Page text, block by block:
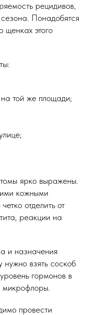
рецидивов,
Понадобятся
щенках этого
той же площади;
ярко выражены.
кожными
отделить от
реакции на
и назначения
нужно взять соскоб
гормонов в
микрофлоры.
провести